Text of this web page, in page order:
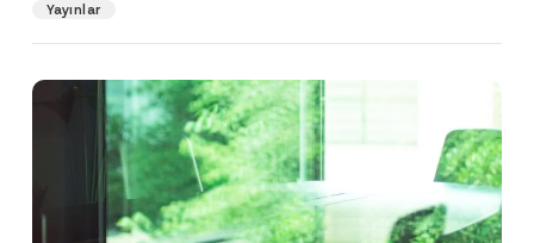
Yayınlar